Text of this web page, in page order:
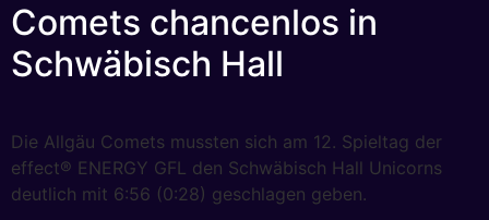
Comets chancenlos in
Schwäbisch Hall
Die Allgäu Comets mussten sich am 12. Spieltag der
effect® ENERGY GFL den Schwäbisch Hall Unicorns
deutlich mit 6:56 (0:28) geschlagen geben.